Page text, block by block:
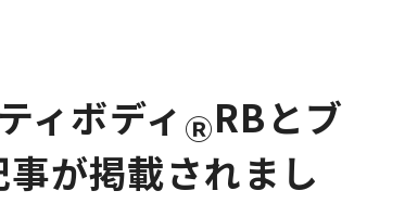
ィボディ ⓇRBとブ
が掲載されまし